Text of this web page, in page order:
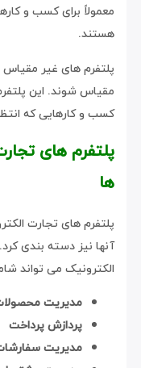
معمولاً برای کسب و
هستند.
پلتفرم های غیر مقیاس
مقیاس شوند. این
کسب و کارهایی که
پلتفرم های
ها
پلتفرم های تجارت
آنها نیز دسته بندی
الکترونیک می تواند
مدیریت
پردازش پرداخت
مدیریت